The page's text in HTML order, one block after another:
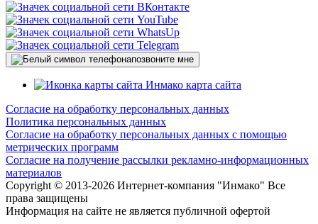
позвоните мне
карта сайта
Согласие на обработку персональных данных
Политика персональных данных
Согласие на обработку персональных данных с помощью
метрических программ
Согласие на получение рассылки рекламно-информационных
материалов
Copyright © 2013-2026 Интернет-компания "Инмако" Все
права защищены
Информация на сайте не является публичной офертой